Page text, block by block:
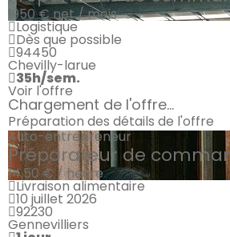
1950 €net / mois
Logistique
Dès que possible
94450
Chevilly-larue
35h/sem.
Voir l'offre
Chargement de l'offre...
Préparation des détails de l'offre
Auto-entrepreneur
Préparateur de
14.50 € / heure
Livraison alimentaire
10 juillet 2026
92230
Gennevilliers